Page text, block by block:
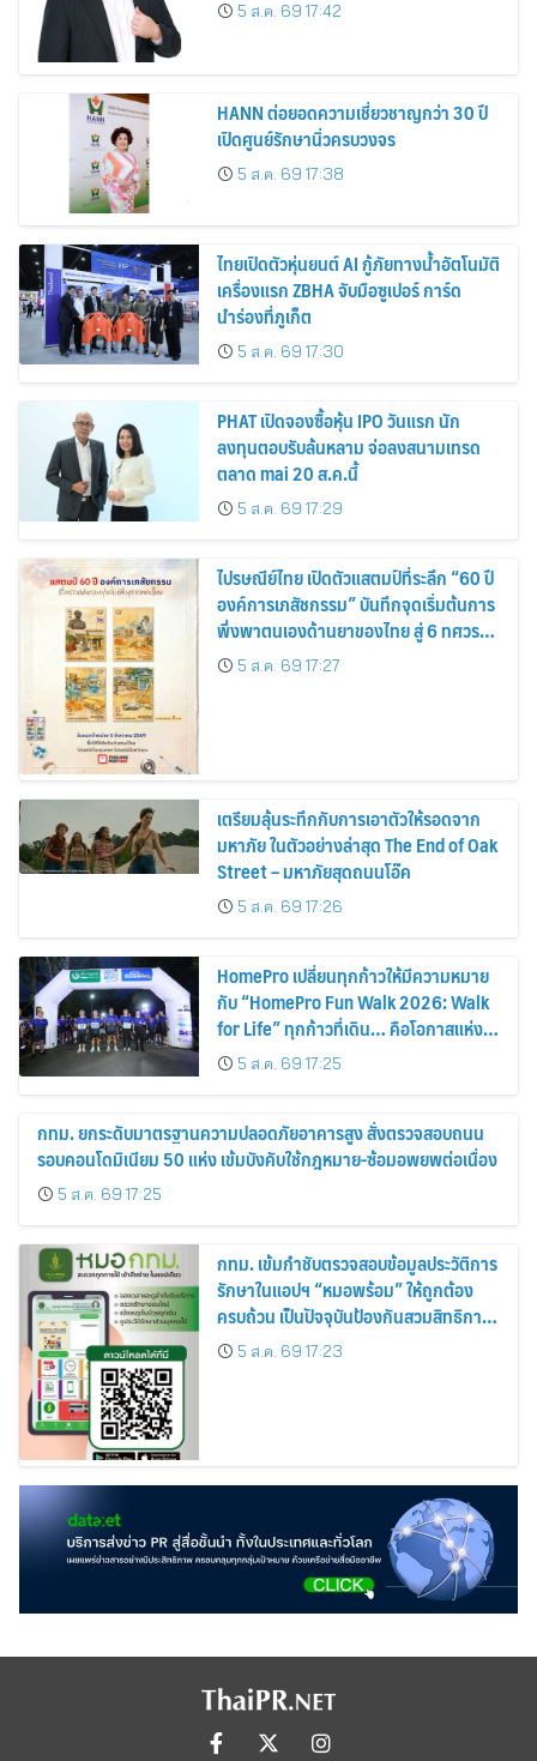
5 ส.ค. 69 17:42
HANN ต่อยอดความเชี่ยวชาญกว่า 30 ปี
เปิดศูนย์รักษานิ่วครบวงจร
5 ส.ค. 69 17:38
ไทยเปิดตัวหุ่นยนต์ AI กู้ภัยทางน้ำอัตโนมัติ
เครื่องแรก ZBHA จับมือซูเปอร์ การ์ด
นำร่องที่ภูเก็ต
5 ส.ค. 69 17:30
PHAT เปิดจองซื้อหุ้น IPO วันแรก นัก
ลงทุนตอบรับล้นหลาม จ่อลงสนามเทรด
ตลาด mai 20 ส.ค.นี้
5 ส.ค. 69 17:29
ไปรษณีย์ไทย เปิดตัวแสตมป์ที่ระลึก “60 ปี
องค์การเภสัชกรรม” บันทึกจุดเริ่มต้นการ
พึ่งพาตนเองด้านยาของไทย สู่ 6 ทศวรรษ
แห่งการพัฒนาสุขภาพคนไทย
5 ส.ค. 69 17:27
เตรียมลุ้นระทึกกับการเอาตัวให้รอดจาก
มหาภัย ในตัวอย่างล่าสุด The End of Oak
Street – มหาภัยสุดถนนโอ๊ค
5 ส.ค. 69 17:26
HomePro เปลี่ยนทุกก้าวให้มีความหมาย
กับ “HomePro Fun Walk 2026: Walk
for Life” ทุกก้าวที่เดิน… คือโอกาสแห่ง
การมีชีวิต
5 ส.ค. 69 17:25
กทม. ยกระดับมาตรฐานความปลอดภัยอาคารสูง สั่งตรวจสอบถนน
รอบคอนโดมิเนียม 50 แห่ง เข้มบังคับใช้กฎหมาย-ซ้อมอพยพต่อเนื่อง
5 ส.ค. 69 17:25
กทม. เข้มกำชับตรวจสอบข้อมูลประวัติการ
รักษาในแอปฯ “หมอพร้อม” ให้ถูกต้อง
ครบถ้วน เป็นปัจจุบันป้องกันสวมสิทธิการ
รักษา5 ส.ค. 69 17:23